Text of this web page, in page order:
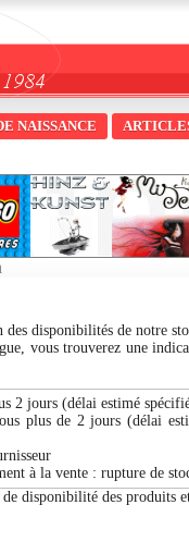
NAISSANCE
des disponibilités de notre
vous trouverez une
2 jours (délai estimé
plus de 2 jours (délai
à la vente : rupture de
disponibilité des produits